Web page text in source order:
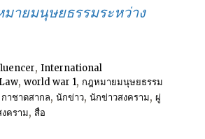
มายมนุษยธรรมระหว่าง
, International
, world war 1, กฎหมายมนุษยธรรม
กาชาดสากล, นักข่าว, นักข่าวสงคราม, ผู่
คราม, สื่อ